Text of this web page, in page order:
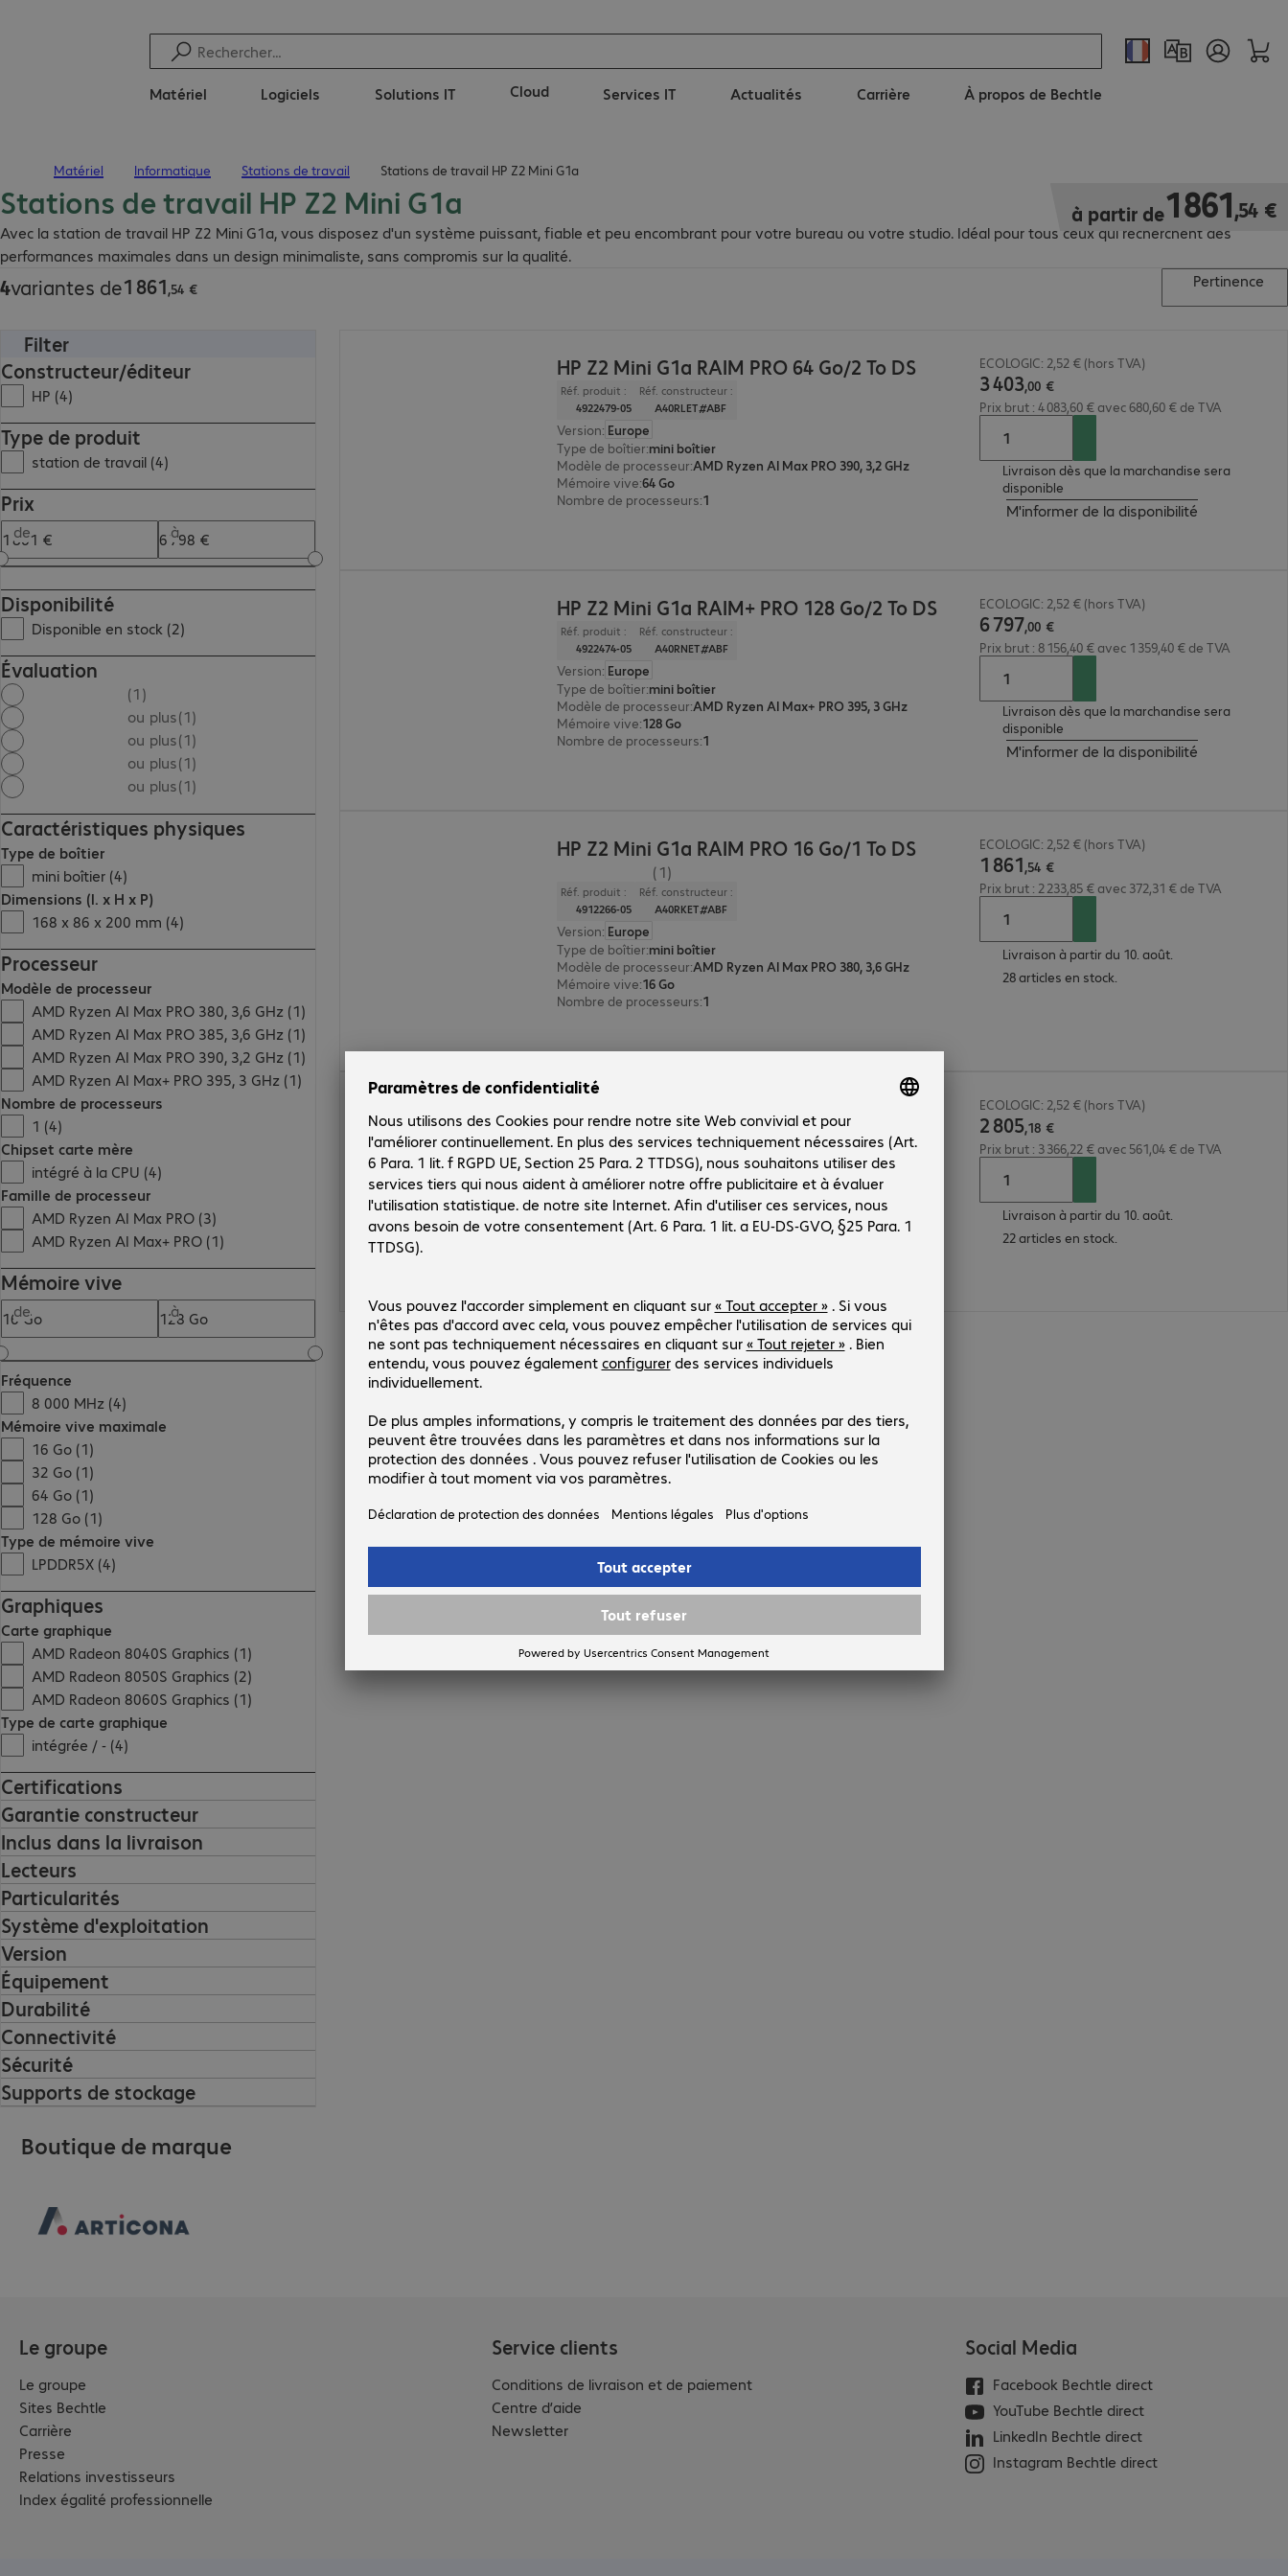
Matériel Logiciels Solutions IT Cloud Services IT Actualités Carrière À propos de Bechtle
Matériel Informatique Stations de travail Stations de travail HP Z2 Mini G1a
Stations de travail HP Z2 Mini G1a
Avec la station de travail HP Z2 Mini G1a, vous disposez d'un système puissant, fiable et peu encombrant pour votre bureau ou votre studio. Idéal pour tous ceux qui recherchent des
performances maximales dans un design minimaliste, sans compromis sur la qualité.
à partir de1861,54 €
1 861,54 €
4variantes de1 861,54 €
1 861,54 €
Pertinence
Filter
Constructeur/éditeur
HP (4)
Type de produit
station de travail (4)
Prix
de à
Disponibilité
Disponible en stock (2)
Évaluation
(1)
ou plus(1)
ou plus(1)
ou plus(1)
ou plus(1)
Caractéristiques physiques
Type de boîtier
mini boîtier (4)
Dimensions (l. x H x P)
168 x 86 x 200 mm (4)
Processeur
Modèle de processeur
AMD Ryzen AI Max PRO 380, 3,6 GHz (1)
AMD Ryzen AI Max PRO 385, 3,6 GHz (1)
AMD Ryzen AI Max PRO 390, 3,2 GHz (1)
AMD Ryzen AI Max+ PRO 395, 3 GHz (1)
Nombre de processeurs
1 (4)
Chipset carte mère
intégré à la CPU (4)
Famille de processeur
AMD Ryzen AI Max PRO (3)
AMD Ryzen AI Max+ PRO (1)
Mémoire vive
de à
Fréquence
8 000 MHz (4)
Mémoire vive maximale
16 Go (1)
32 Go (1)
64 Go (1)
128 Go (1)
Type de mémoire vive
LPDDR5X (4)
Graphiques
Carte graphique
AMD Radeon 8040S Graphics (1)
AMD Radeon 8050S Graphics (2)
AMD Radeon 8060S Graphics (1)
Type de carte graphique
intégrée / - (4)
Certifications
Garantie constructeur
Inclus dans la livraison
Lecteurs
Particularités
Système d'exploitation
Version
Équipement
Durabilité
Connectivité
Sécurité
Supports de stockage
HP Z2 Mini G1a RAIM PRO 64 Go/2 To DS
Réf. produit :
4922479-05
Réf. constructeur :
A40RLET#ABF
Version: Europe
Type de boîtier:mini boîtier
Modèle de processeur:AMD Ryzen AI Max PRO 390, 3,2 GHz
Mémoire vive:64 Go
Nombre de processeurs:1
ECOLOGIC: 2,52 € (hors TVA)
3403,00 €
Prix brut : 4 083,60 € avec 680,60 € de TVA
Livraison dès que la marchandise sera
disponible
M'informer de la disponibilité
HP Z2 Mini G1a RAIM+ PRO 128 Go/2 To DS
Réf. produit :
4922474-05
Réf. constructeur :
A40RNET#ABF
Version: Europe
Type de boîtier:mini boîtier
Modèle de processeur:AMD Ryzen AI Max+ PRO 395, 3 GHz
Mémoire vive:128 Go
Nombre de processeurs:1
ECOLOGIC: 2,52 € (hors TVA)
6797,00 €
Prix brut : 8 156,40 € avec 1 359,40 € de TVA
Livraison dès que la marchandise sera
disponible
M'informer de la disponibilité
HP Z2 Mini G1a RAIM PRO 16 Go/1 To DS
(1)
Réf. produit :
4912266-05
Réf. constructeur :
A40RKET#ABF
Version: Europe
Type de boîtier:mini boîtier
Modèle de processeur:AMD Ryzen AI Max PRO 380, 3,6 GHz
Mémoire vive:16 Go
Nombre de processeurs:1
ECOLOGIC: 2,52 € (hors TVA)
1 861,54 €
Prix brut : 2 233,85 € avec 372,31 € de TVA
Livraison à partir du 10. août.
28 articles en stock.
4912234-05
A40RMET#ABF
Version Europe
Type de boîtier mini boîtier
Modèle de processeur:AMD Ryzen AI Max PRO 385, 3,6 GHz
Mémoire vive:32 Go
ECOLOGIC: 2,52 € (hors TVA)
2805,18 €
2 805,18 €
Prix brut : 3 366,22 € avec 561,04 € de TVA
Livraison à partir du 10. août.
22 articles en stock.
4 sur 4 résultats
Afficher plus
Boutique de marque
Le groupe
Le groupe
Sites Bechtle
Carrière
Presse
Relations investisseurs
Index égalité professionnelle
Service clients
Conditions de livraison et de paiement
Centre d’aide
Newsletter
Social Media
Facebook Bechtle direct
YouTube Bechtle direct
LinkedIn Bechtle direct
Instagram Bechtle direct